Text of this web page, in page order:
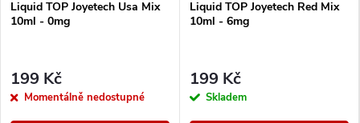
Liquid TOP Joyetech Usa Mix
10ml - 0mg
199 Kč
Momentálně nedostupné
Liquid TOP Joyetech Red Mix
10ml - 6mg
199 Kč
Skladem